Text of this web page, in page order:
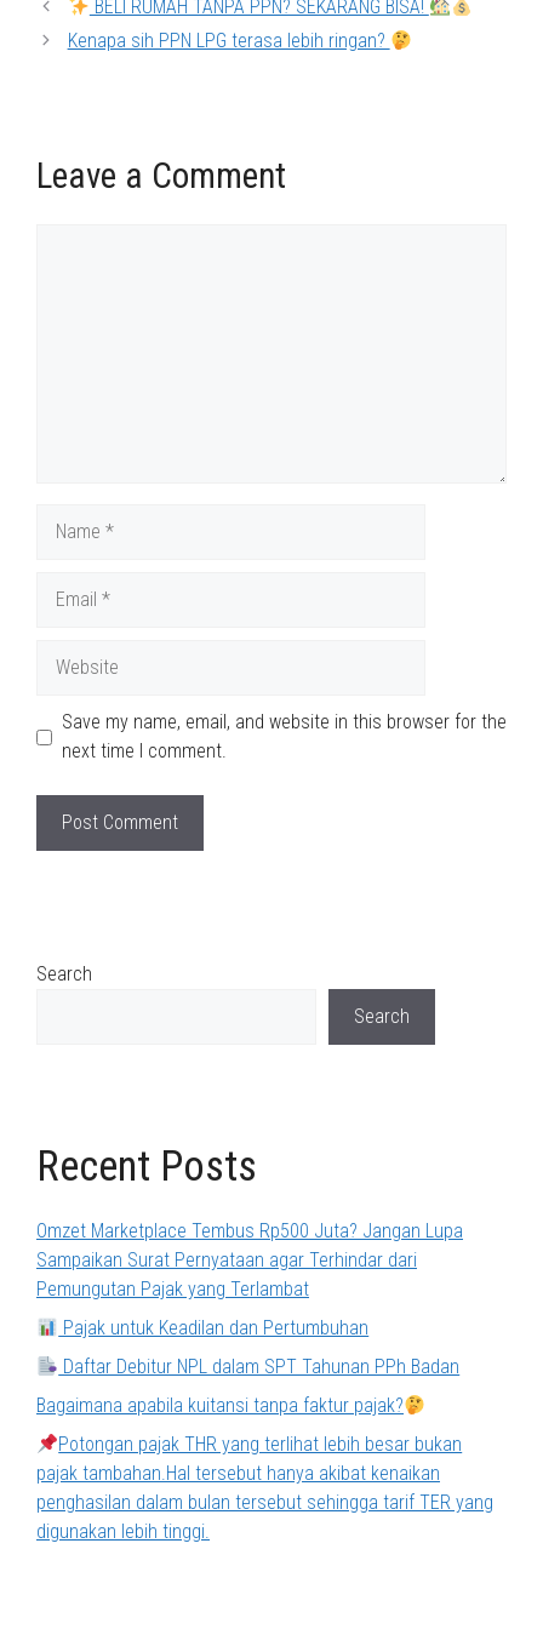
BELI RUMAH TANPA PPN? SEKARANG BISA!
Kenapa sih PPN LPG terasa lebih ringan?
Leave a Comment
Save my name, email, and website in this browser for the
next time I comment.
Search
Search
Recent Posts
Omzet Marketplace Tembus Rp500 Juta? Jangan Lupa
Sampaikan Surat Pernyataan agar Terhindar dari
Pemungutan Pajak yang Terlambat
Pajak untuk Keadilan dan Pertumbuhan
Daftar Debitur NPL dalam SPT Tahunan PPh Badan
Bagaimana apabila kuitansi tanpa faktur pajak?
Potongan pajak THR yang terlihat lebih besar bukan
pajak tambahan.Hal tersebut hanya akibat kenaikan
penghasilan dalam bulan tersebut sehingga tarif TER yang
digunakan lebih tinggi.